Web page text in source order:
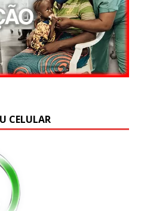
CELULAR